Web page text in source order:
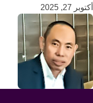
أكتوبر 27, 2025